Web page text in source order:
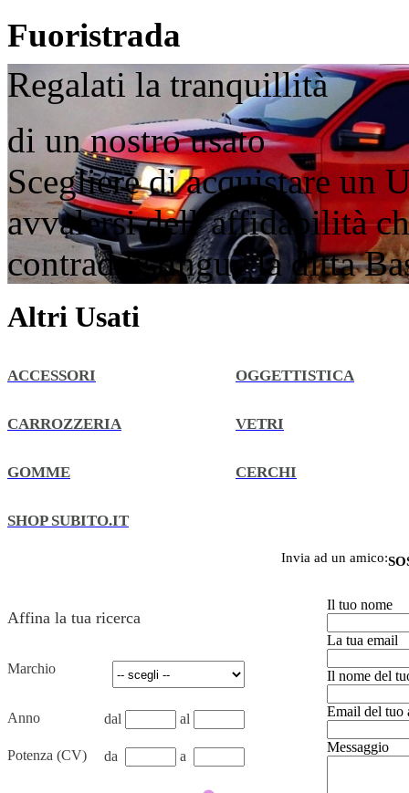
Fuoristrada
Regalati la tranquillità
di un nostro usato
Scegliere di acquistare un
avvalersi dell’affidabilità
contraddistingue la ditta
Altri Usati
ACCESSORI OGGETTISTICA
CARROZZERIA VETRI
GOMME CERCHI
SHOP SUBITO.IT
Affina la tua ricerca
Marchio
Anno dal al
Potenza (CV) da a
Invia ad un amico:
Il tuo nome
La tua email
Il nome del
Email del tuo
Messaggio